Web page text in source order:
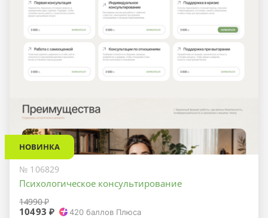
НОВИНКА
№ 106829
Психологическое консультирование
14990 ₽
10493 ₽ 420 баллов Плюса